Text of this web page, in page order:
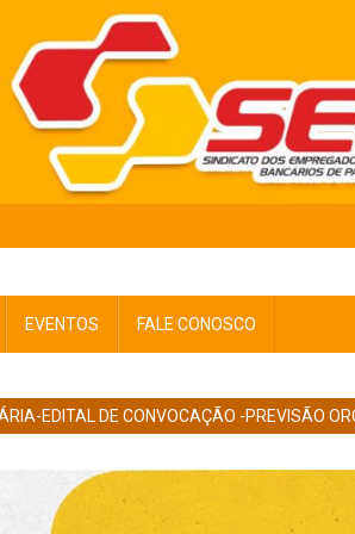
EVENTOS FALE CONOSCO
EDITAL DE CONVOCAÇÃO -PREVISÃO